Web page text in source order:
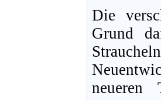
Die
Grund
neueren